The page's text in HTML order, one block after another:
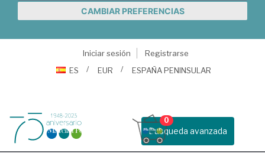
CAMBIAR PREFERENCIAS
Iniciar sesión
Registrarse
ES
EUR ESPAÑA PENINSULAR
Busqueda avanzada
0